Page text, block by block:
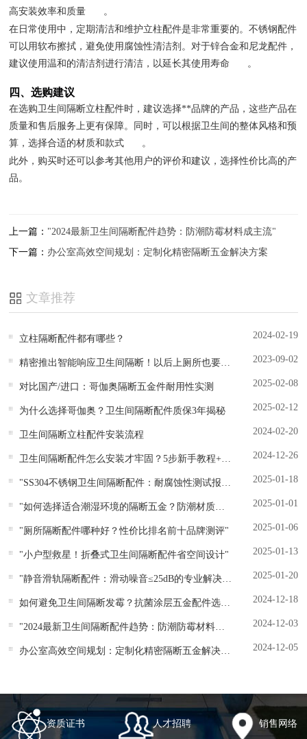
高安装效率和质量
。
在日常使用中，定期清洁和维护立柱配件是非常重要的。不锈钢配件
可以用软布擦拭，避免使用腐蚀性清洁剂。对于锌合金和尼龙配件，
建议使用温和的清洁剂进行清洁，以延长其使用寿命
。
四、选购建议
在选购卫生间隔断立柱配件时，建议选择**品牌的产品，这些产品在
质量和售后服务上更有保障。同时，可以根据卫生间的整体风格和预
算，选择合适的材质和款式
。
此外，购买时还可以参考其他用户的评价和建议，选择性价比高的产
品。
上一篇： "2024最新卫生间隔断配件趋势：防潮防霉材料成主流"
下一篇： 办公室高效空间规划：定制化精密隔断五金解决方案
文章推荐
立柱隔断配件都有哪些？ 2024-02-19
2023-09-02
对比国产/进口：哥伽奥隔断五金件耐用性实测 2025-02-08
为什么选择哥伽奥？卫生间隔断配件质保3年揭秘 2025-02-12
卫生间隔断立柱配件安装流程 2024-02-20
2024-12-26
2025-01-18
2025-01-01
"厕所隔断配件哪种好？性价比排名前十品牌测评" 2025-01-06
"小户型救星！折叠式卫生间隔断配件省空间设计" 2025-01-13
2025-01-20
2024-12-18
2024-12-03
2024-12-05
资质证书 人才招聘 销售网络